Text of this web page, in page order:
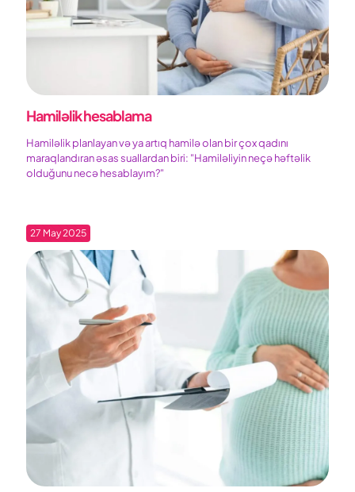
Hamiləlik hesablama
Hamiləlik planlayan və ya artıq hamilə olan bir çox qadını
maraqlandıran əsas suallardan biri: "Hamiləliyin neçə həftəlik
olduğunu necə hesablayım?"
27 May 2025